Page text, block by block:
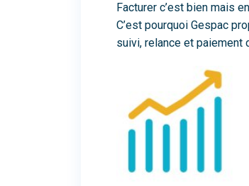
Facturer c’est bien mais
C’est pourquoi Gespac
suivi, relance et paiement